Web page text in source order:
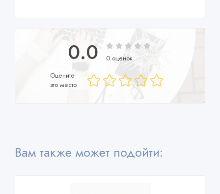
0.0
0 оценок
Оцените
это место
Вам также может подойти: